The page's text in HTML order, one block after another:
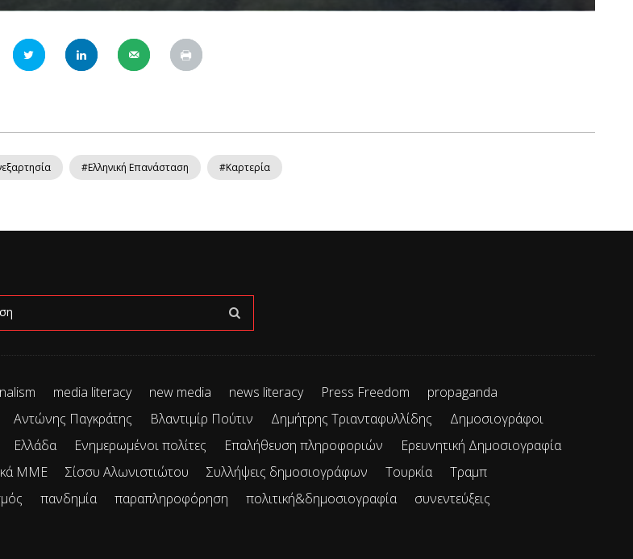
#Ελληνική Επανάσταση #Καρτερία
media literacy new media news literacy Press Freedom
propaganda
Αντώνης Παγκράτης Βλαντιμίρ Πούτιν Δημήτρης Τριανταφυλλίδης
Δημοσιογράφοι
Ελλάδα Ενημερωμένοι πολίτες Επαλήθευση πληροφοριών
Ερευνητική Δημοσιογραφία
ΜΜΕ Σίσσυ Αλωνιστιώτου Συλλήψεις δημοσιογράφων Τουρκία
Τραμπ
πανδημία παραπληροφόρηση πολιτική&δημοσιογραφία
συνεντεύξεις